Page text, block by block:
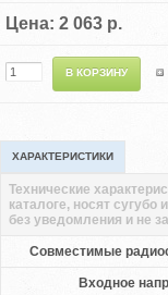
Цена: 2 063 р.
ХАРАКТЕРИСТИКИ
Совместимые
Входное
Технические
каталоге, носят
без уведомления и не